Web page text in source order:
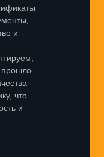
и
прошло
что
и